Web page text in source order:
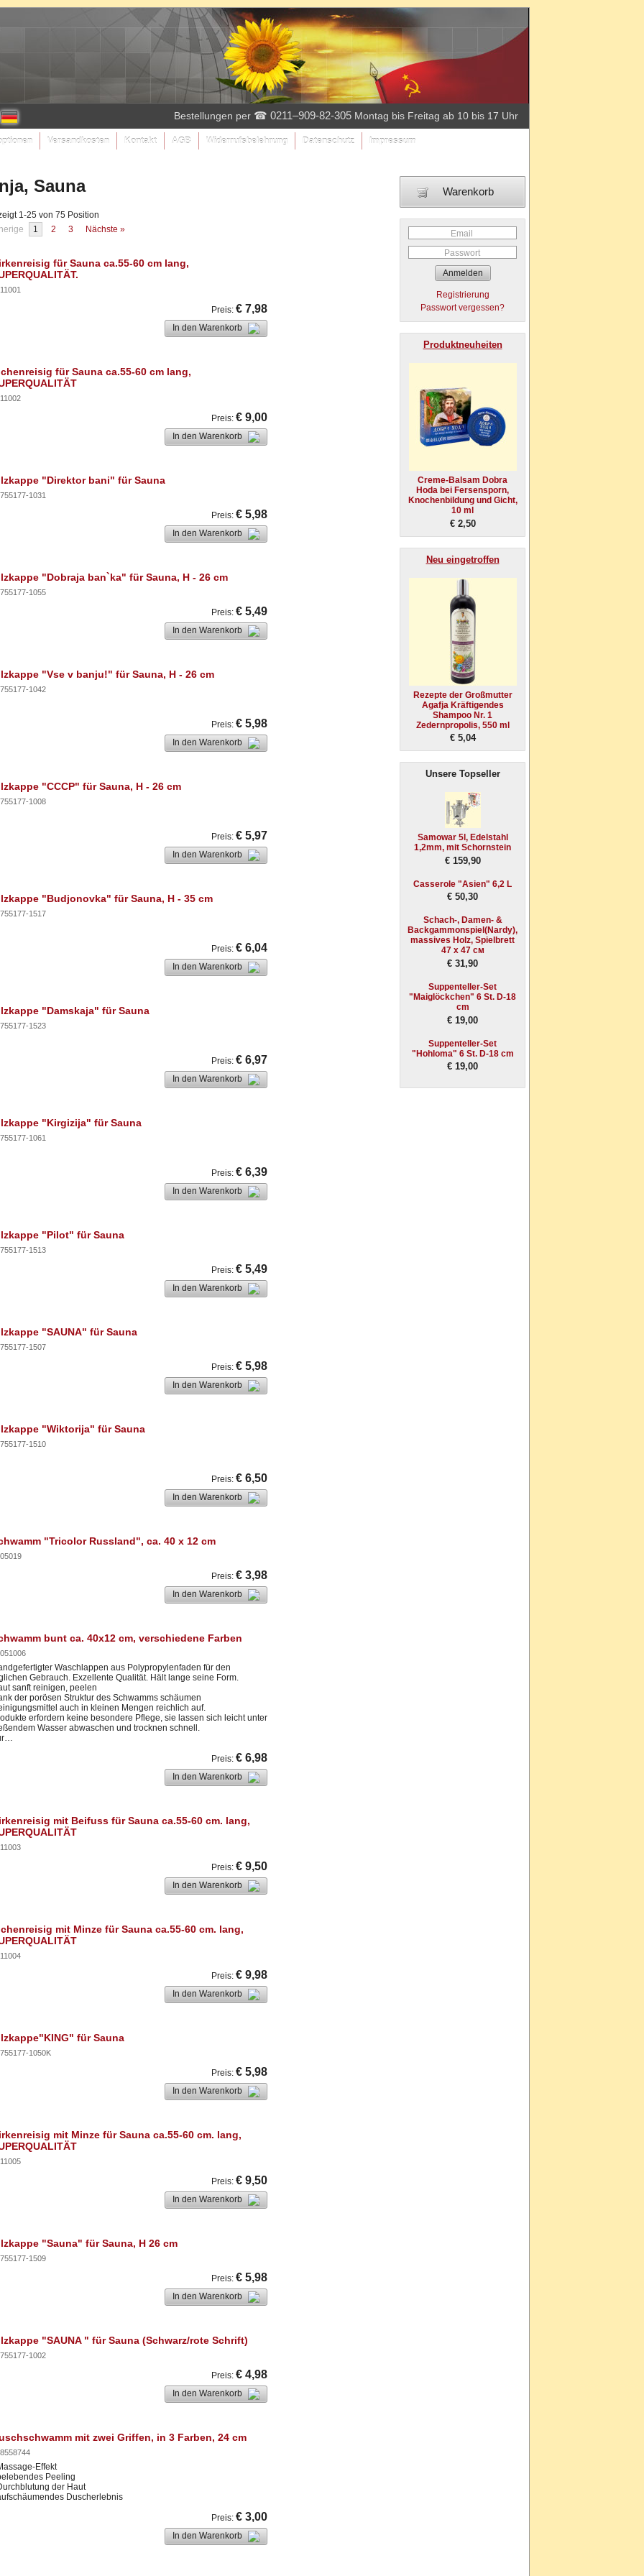
Bestellungen per ☎ 0211–909-82-305 Montag bis Freitag ab 10 bis 17 Uhr
Versandkosten Kontakt AGB Widerrufsbelehrung Datenschutz Impressum
Warenkorb
Email
Passwort
Registrierung
Passwort vergessen?
Produktneuheiten
Creme-Balsam Dobra
Hoda bei Fersensporn,
Knochenbildung und Gicht,
10 ml
€ 2,50
Neu eingetroffen
Rezepte der Großmutter
Agafja Kräftigendes
Shampoo Nr. 1
Zedernpropolis, 550 ml
€ 5,04
Unsere Topseller
Samowar 5l, Edelstahl
1,2mm, mit Schornstein
€ 159,90
Casserole "Asien" 6,2 L
€ 50,30
Schach-, Damen- &
Backgammonspiel(Nardy),
massives Holz, Spielbrett
47 х 47 см
€ 31,90
Suppenteller-Set
"Maiglöckchen" 6 St. D-18
cm
€ 19,00
Suppenteller-Set
"Hohloma" 6 St. D-18 cm
€ 19,00
Sauna
1-25 von 75 Position
1 2 3 Nächste »
für Sauna ca.55-60 cm lang,
Preis: € 7,98
In den Warenkorb
für Sauna ca.55-60 cm lang,
Preis: € 9,00
In den Warenkorb
"Direktor bani" für Sauna
1031
Preis: € 5,98
In den Warenkorb
"Dobraja ban`ka" für Sauna, H - 26 cm
1055
Preis: € 5,49
In den Warenkorb
"Vse v banju!" für Sauna, H - 26 cm
1042
Preis: € 5,98
In den Warenkorb
"СССР" für Sauna, H - 26 cm
1008
Preis: € 5,97
In den Warenkorb
"Budjonovka" für Sauna, H - 35 cm
1517
Preis: € 6,04
In den Warenkorb
"Damskaja" für Sauna
1523
Preis: € 6,97
In den Warenkorb
"Kirgizija" für Sauna
1061
Preis: € 6,39
In den Warenkorb
"Pilot" für Sauna
1513
Preis: € 5,49
In den Warenkorb
"SAUNA" für Sauna
1507
Preis: € 5,98
In den Warenkorb
"Wiktorija" für Sauna
1510
Preis: € 6,50
In den Warenkorb
"Tricolor Russland", ca. 40 x 12 cm
Preis: € 3,98
In den Warenkorb
bunt ca. 40x12 cm, verschiedene Farben
Waschlappen aus Polypropylenfaden für den
Gebrauch. Exzellente Qualität. Hält lange seine Form.
sanft reinigen, peelen
der porösen Struktur des Schwamms schäumen
auch in kleinen Mengen reichlich auf.
erfordern keine besondere Pflege, sie lassen sich leicht unter
Wasser abwaschen und trocknen schnell.
Preis: € 6,98
In den Warenkorb
mit Beifuss für Sauna ca.55-60 cm. lang,
Preis: € 9,50
In den Warenkorb
mit Minze für Sauna ca.55-60 cm. lang,
Preis: € 9,98
In den Warenkorb
für Sauna
1050K
Preis: € 5,98
In den Warenkorb
mit Minze für Sauna ca.55-60 cm. lang,
Preis: € 9,50
In den Warenkorb
"Sauna" für Sauna, H 26 cm
1509
Preis: € 5,98
In den Warenkorb
"SAUNA " für Sauna (Schwarz/rote Schrift)
1002
Preis: € 4,98
In den Warenkorb
mit zwei Griffen, in 3 Farben, 24 cm
Effekt
Peeling
der Haut
Duscherlebnis
Preis: € 3,00
In den Warenkorb